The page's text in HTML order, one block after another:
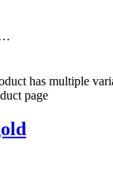
has multiple
page